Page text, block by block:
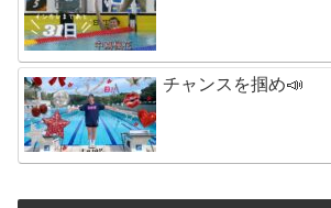
チャンスを掴め📣